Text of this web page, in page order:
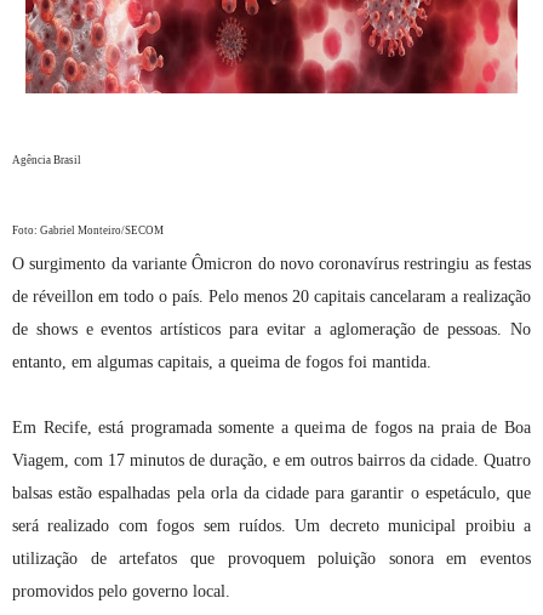
Agência Brasil
Foto: Gabriel Monteiro/SECOM
O surgimento da variante Ômicron do novo coronavírus restringiu as festas
de réveillon em todo o país. Pelo menos 20 capitais cancelaram a realização
de shows e eventos artísticos para evitar a aglomeração de pessoas. No
entanto, em algumas capitais, a queima de fogos foi mantida.
Em Recife, está programada somente a queima de fogos na praia de Boa
Viagem, com 17 minutos de duração, e em outros bairros da cidade. Quatro
balsas estão espalhadas pela orla da cidade para garantir o espetáculo, que
será realizado com fogos sem ruídos. Um decreto municipal proibiu a
utilização de artefatos que provoquem poluição sonora em eventos
promovidos pelo governo local.